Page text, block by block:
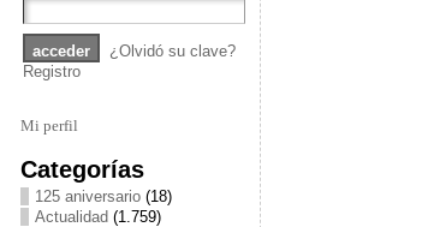
¿Olvidó su clave?
Registro
Mi perfil
Categorías
125 aniversario(18)
Actualidad (1.759)